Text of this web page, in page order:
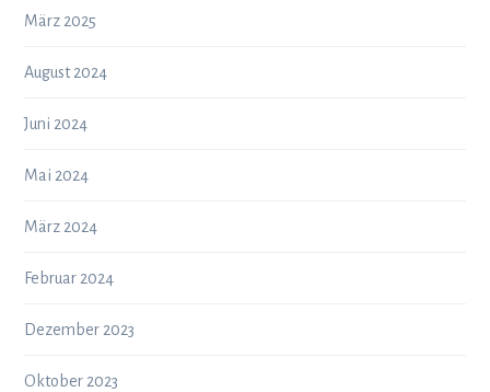
März 2025
August 2024
Juni 2024
Mai 2024
März 2024
Februar 2024
Dezember 2023
Oktober 2023